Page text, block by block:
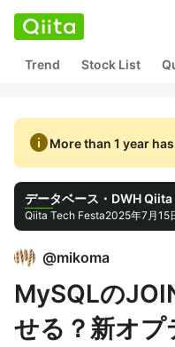
Trend Stock List
infoMore than 1 year
データベース・DWH
Qiita Tech Festa2025年7月15
@mikoma
MySQLの
せる？新オ